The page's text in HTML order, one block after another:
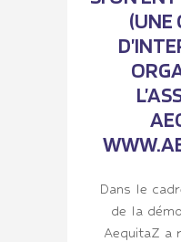
(UNE
Dans le
de la
AequitaZ a